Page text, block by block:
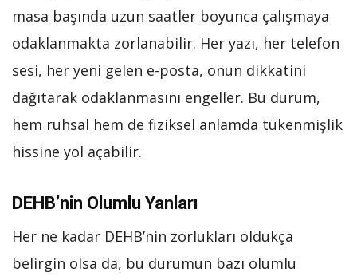
masa başında uzun saatler boyunca çalışmaya
odaklanmakta zorlanabilir. Her yazı, her telefon
sesi, her yeni gelen e-posta, onun dikkatini
dağıtarak odaklanmasını engeller. Bu durum,
hem ruhsal hem de fiziksel anlamda tükenmişlik
hissine yol açabilir.
DEHB’nin Olumlu Yanları
Her ne kadar DEHB’nin zorlukları oldukça
belirgin olsa da, bu durumun bazı olumlu